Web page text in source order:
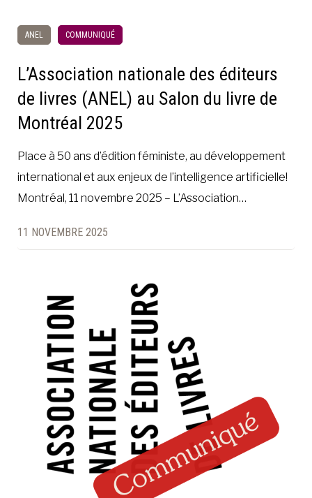
ANEL COMMUNIQUÉ
L’Association nationale des éditeurs
de livres (ANEL) au Salon du livre de
Montréal 2025
Place à 50 ans d’édition féministe, au développement
international et aux enjeux de l’intelligence artificielle!
Montréal, 11 novembre 2025 – L’Association…
11 NOVEMBRE 2025